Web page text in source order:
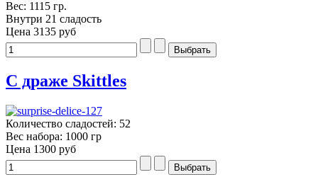
Вес: 1115 гр.
Внутри 21 сладость
Цена 3135 руб
С драже Skittles
Количество сладостей: 52
Вес набора: 1000 гр
Цена 1300 руб